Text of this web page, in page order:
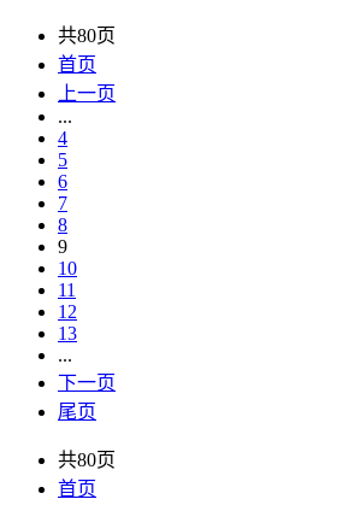
共80页
首页
上一页
...
4
5
6
7
8
9
10
11
12
13
...
下一页
尾页
共80页
首页